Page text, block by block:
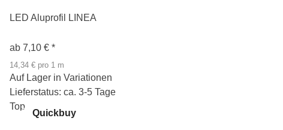
LED Aluprofil LINEA
ab 7,10 € *
14,34 € pro 1 m
Auf Lager in Variationen
Lieferstatus: ca. 3-5 Tage
Quickbuy
Top